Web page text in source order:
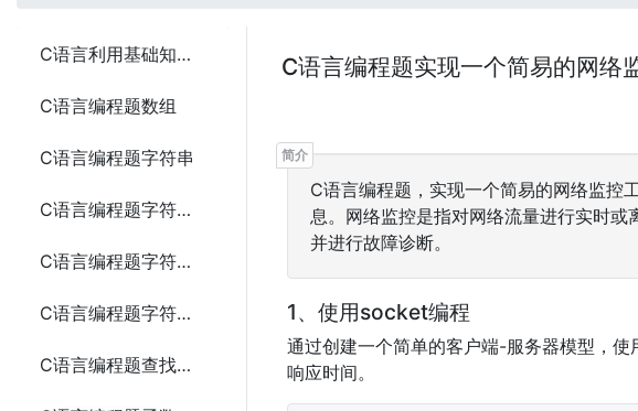
C语言利用基础知识实现编程题计算器3种写法
C语言编程题数组
C语言编程题字符串
C语言编程题字符串比较的4种方法
C语言编程题字符串连接3种方法
C语言编程题字符串反转5种方法
C语言编程题查找子字符串5种方法
C语言编程题实现一个简易的网络
C语言编程题，实现一个简易的网络监控
息。网络监控是指对网络流量进行实时
并进行故障诊断。
1、使用socket编程
通过创建一个简单的客户端-服务器模型，
响应时间。